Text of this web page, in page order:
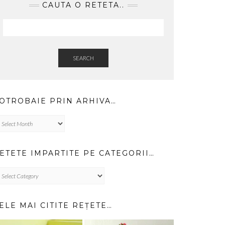
CAUTA O RETETA..
SEARCH
PRIN ARHIVA…
IMPARTITE PE CATEGORII…
MAI CITITE REȚETE…